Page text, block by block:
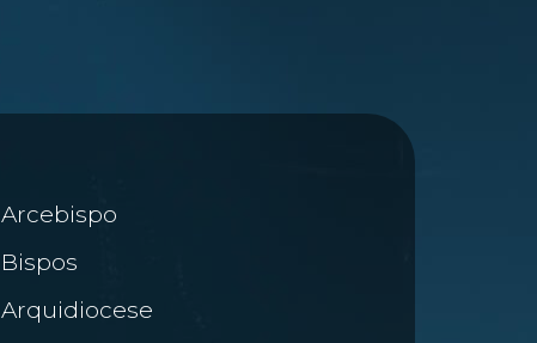
Arcebispo
Bispos
Arquidiocese